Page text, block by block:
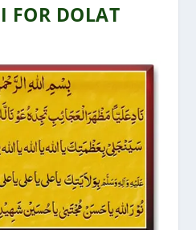
FOR DOLAT